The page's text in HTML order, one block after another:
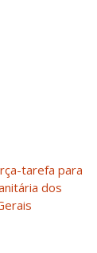
tarefa para
dos